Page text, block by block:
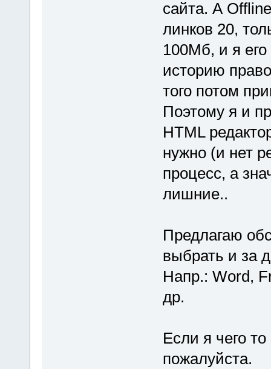
сайта. А
линков 20,
100Мб, и я
историю
того потом
Поэтому я и
HTML
нужно (и нет
процесс, а
лишние..
Предлагаю
выбрать и за
Напр.: Word,
др.
Если я чего
пожалуйста.